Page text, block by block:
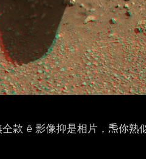
仝款 ê 影像抑是相片，𤆬你熟